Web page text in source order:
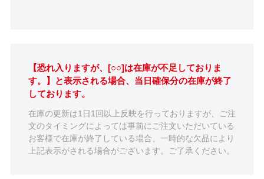
【恐れ入りますが、[○○]は在庫が不足しておりま
す。】と表示される場合、当日確保分の在庫が終了
しております。
在庫の更新は1日1回以上反映を行っておりますが、ご注
文のタイミングによっては事前にご注文いただいている
お客様で在庫が終了している場合、一時的な欠品により
上記表示がされる場合がございます。ご了承ください。